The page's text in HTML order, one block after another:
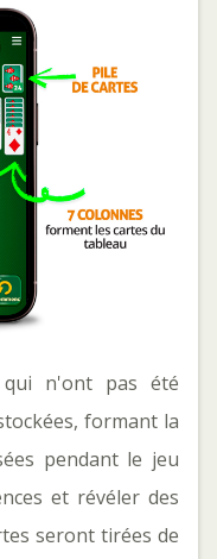
n'ont pas été
formant la
pendant le jeu
et révéler des
seront tirées de